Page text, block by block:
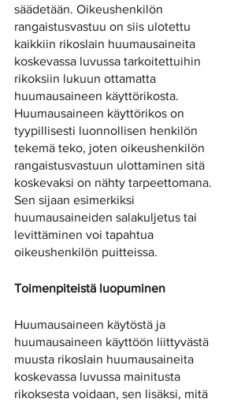
säädetään. Oikeushenkilön
rangaistusvastuu on siis ulotettu
kaikkiin rikoslain huumausaineita
koskevassa luvussa tarkoitettuihin
rikoksiin lukuun ottamatta
huumausaineen käyttörikosta.
Huumausaineen käyttörikos on
tyypillisesti luonnollisen henkilön
tekemä teko, joten oikeushenkilön
rangaistusvastuun ulottaminen sitä
koskevaksi on nähty tarpeettomana.
Sen sijaan esimerkiksi
huumausaineiden salakuljetus tai
levittäminen voi tapahtua
oikeushenkilön puitteissa.
Toimenpiteistä luopuminen
Huumausaineen käytöstä ja
huumausaineen käyttöön liittyvästä
muusta rikoslain huumausaineita
koskevassa luvussa mainitusta
rikoksesta voidaan, sen lisäksi, mitä